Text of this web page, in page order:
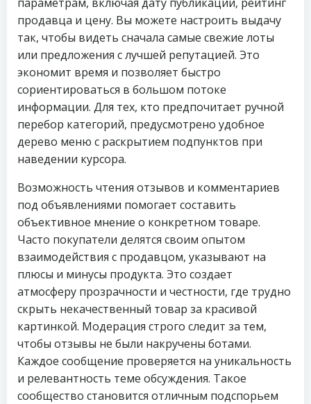
продавца и цену. Вы можете настроить выдачу
так, чтобы видеть сначала самые свежие лоты
или предложения с лучшей репутацией. Это
экономит время и позволяет быстро
сориентироваться в большом потоке
информации. Для тех, кто предпочитает ручной
перебор категорий, предусмотрено удобное
дерево меню с раскрытием подпунктов при
наведении курсора.
Возможность чтения отзывов и комментариев
под объявлениями помогает составить
объективное мнение о конкретном товаре.
Часто покупатели делятся своим опытом
взаимодействия с продавцом, указывают на
плюсы и минусы продукта. Это создает
атмосферу прозрачности и честности, где трудно
скрыть некачественный товар за красивой
картинкой. Модерация строго следит за тем,
чтобы отзывы не были накручены ботами.
Каждое сообщение проверяется на уникальность
и релевантность теме обсуждения. Такое
сообщество становится отличным подспорьем